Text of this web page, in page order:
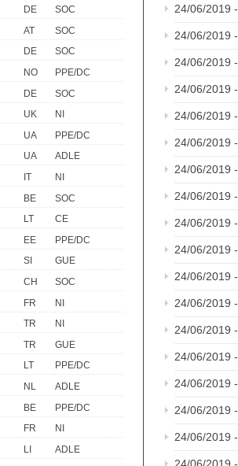
DE
SOC
AT
SOC
DE
SOC
NO
PPE/DC
DE
SOC
UK
NI
UA
PPE/DC
UA
ADLE
IT
NI
BE
SOC
LT
CE
EE
PPE/DC
SI
GUE
CH
SOC
FR
NI
TR
NI
TR
GUE
LT
PPE/DC
NL
ADLE
BE
PPE/DC
FR
NI
LI
ADLE
24/06/2019 -
24/06/2019 -
24/06/2019 -
24/06/2019 -
24/06/2019 -
24/06/2019 -
24/06/2019 -
24/06/2019 -
24/06/2019 -
24/06/2019 -
24/06/2019 -
24/06/2019 -
24/06/2019 -
24/06/2019 -
24/06/2019 -
24/06/2019 -
24/06/2019 -